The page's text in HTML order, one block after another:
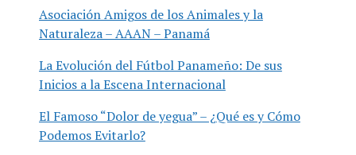
Asociación Amigos de los Animales y la
Naturaleza – AAAN – Panamá
La Evolución del Fútbol Panameño: De sus
Inicios a la Escena Internacional
El Famoso “Dolor de yegua” – ¿Qué es y Cómo
Podemos Evitarlo?